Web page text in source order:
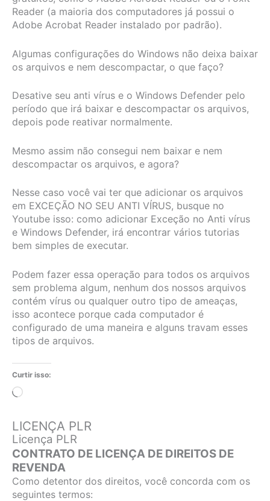
Reader (a maioria dos computadores já possui o
Adobe Acrobat Reader instalado por padrão).
Algumas configurações do Windows não deixa baixar
os arquivos e nem descompactar, o que faço?
Desative seu anti vírus e o Windows Defender pelo
período que irá baixar e descompactar os arquivos,
depois pode reativar normalmente.
Mesmo assim não consegui nem baixar e nem
descompactar os arquivos, e agora?
Nesse caso você vai ter que adicionar os arquivos
em EXCEÇÃO NO SEU ANTI VÍRUS, busque no
Youtube isso: como adicionar Exceção no Anti vírus
e Windows Defender, irá encontrar vários tutorias
bem simples de executar.
Podem fazer essa operação para todos os arquivos
sem problema algum, nenhum dos nossos arquivos
contém vírus ou qualquer outro tipo de ameaças,
isso acontece porque cada computador é
configurado de uma maneira e alguns travam esses
tipos de arquivos.
Curtir isso:
Carregando...
LICENÇA PLR
Licença PLR
CONTRATO DE LICENÇA DE DIREITOS DE
REVENDA
Como detentor dos direitos, você concorda com os
seguintes termos: